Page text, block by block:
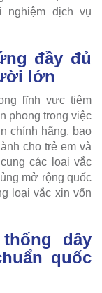
dịch vụ
đầy đủ
lớn
lĩnh vực tiêm
phong trong việc
chính hãng, bao
cho trẻ em và
các loại vắc
mở rộng quốc
loại vắc xin vốn
dây
quốc